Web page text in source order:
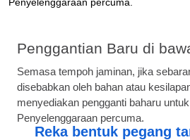
Penggantian Baru di
Semasa tempoh jaminan, jika
disebabkan oleh bahan atau
menyediakan pengganti baharu
Penyelenggaraan percuma.
Reka bentuk pegang